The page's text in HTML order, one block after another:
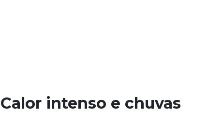
Calor intenso e chuvas